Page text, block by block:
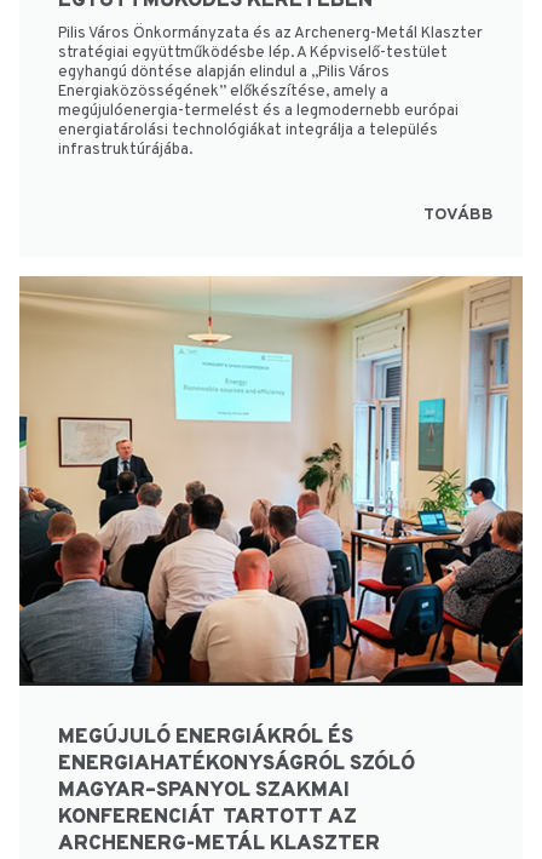
Pilis Város Önkormányzata és az Archenerg-Metál Klaszter
stratégiai együttműködésbe lép. A Képviselő-testület
egyhangú döntése alapján elindul a „Pilis Város
Energiaközösségének” előkészítése, amely a
megújulóenergia-termelést és a legmodernebb európai
energiatárolási technológiákat integrálja a település
infrastruktúrájába.
TOVÁBB
MEGÚJULÓ ENERGIÁKRÓL ÉS
ENERGIAHATÉKONYSÁGRÓL SZÓLÓ
MAGYAR–SPANYOL SZAKMAI
KONFERENCIÁT TARTOTT AZ
ARCHENERG-METÁL KLASZTER